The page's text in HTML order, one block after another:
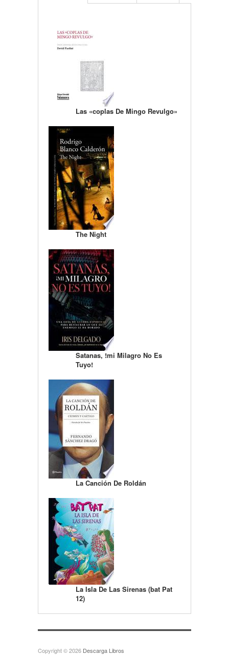
Las «coplas De Mingo Revulgo»
The Night
Satanas, !mi Milagro No Es
Tuyo!
La Canción De Roldán
La Isla De Las Sirenas (bat Pat
12)
Copyright © 2026 Descarga Libros